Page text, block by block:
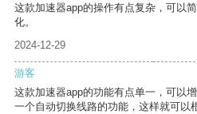
这款加速器app的操作有点复杂，可以
化。
2024-12-29
游客
这款加速器app的功能有点单一，可以
一个自动切换线路的功能，这样就可以